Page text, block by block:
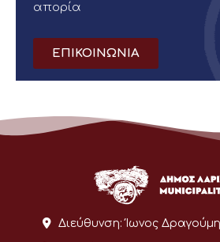
απορία
ΕΠΙΚΟΙΝΩΝΙΑ
Διεύθυνση: Ίωνος Δραγούμη